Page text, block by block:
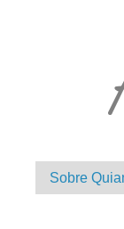
Sobre